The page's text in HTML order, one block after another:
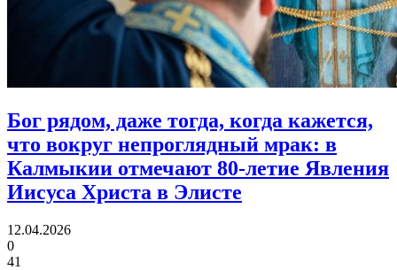
Бог рядом, даже тогда, когда кажется,
что вокруг непроглядный мрак: в
Калмыкии отмечают 80‑летие Явления
Иисуса Христа в Элисте
12.04.2026
0
41